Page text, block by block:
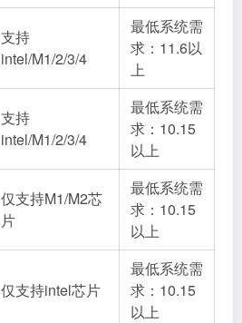
支持
intel/M1/2/3/4
最低系统需
求：11.6以
上
支持
intel/M1/2/3/4
最低系统需
求：10.15
以上
仅支持M1/M2芯
片
最低系统需
求：10.15
以上
仅支持intel芯片
最低系统需
求：10.15
以上